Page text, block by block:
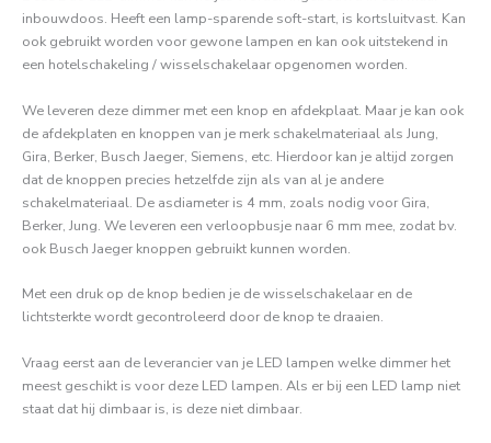
inbouwdoos. Heeft een lamp-sparende soft-start, is kortsluitvast. Kan
ook gebruikt worden voor gewone lampen en kan ook uitstekend in
een hotelschakeling / wisselschakelaar opgenomen worden.
We leveren deze dimmer met een knop en afdekplaat. Maar je kan ook
de afdekplaten en knoppen van je merk schakelmateriaal als Jung,
Gira, Berker, Busch Jaeger, Siemens, etc. Hierdoor kan je altijd zorgen
dat de knoppen precies hetzelfde zijn als van al je andere
schakelmateriaal. De asdiameter is 4 mm, zoals nodig voor Gira,
Berker, Jung. We leveren een verloopbusje naar 6 mm mee, zodat bv.
ook Busch Jaeger knoppen gebruikt kunnen worden.
Met een druk op de knop bedien je de wisselschakelaar en de
lichtsterkte wordt gecontroleerd door de knop te draaien.
Vraag eerst aan de leverancier van je LED lampen welke dimmer het
meest geschikt is voor deze LED lampen. Als er bij een LED lamp niet
staat dat hij dimbaar is, is deze niet dimbaar.